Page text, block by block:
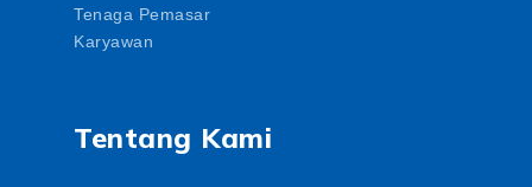
Tenaga Pemasar
Karyawan
Tentang Kami